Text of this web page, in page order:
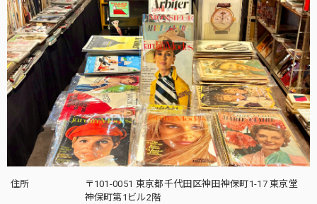
住所
〒101-0051 東京都千代田区神田神保町1-17 東京堂
神保町第1ビル2階